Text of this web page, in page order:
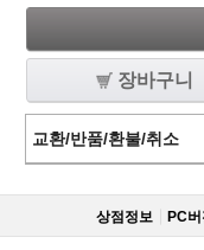
장바구니
교환/반품/환불/취소
상점정보 PC버